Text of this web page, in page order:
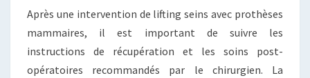
Après une intervention de lifting seins avec prothèses
mammaires, il est important de suivre les
instructions de récupération et les soins post-
opératoires recommandés par le chirurgien. La